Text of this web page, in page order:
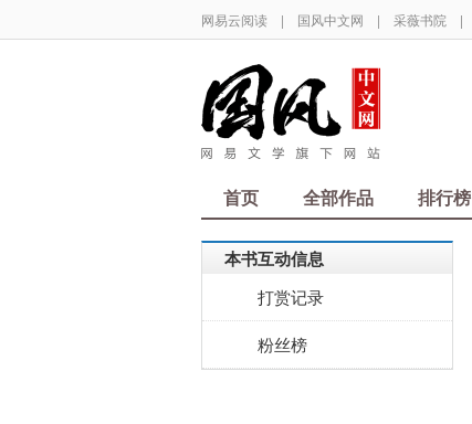
网易云阅读 | 国风中文网 | 采薇书院 |
首页 全部作品 排行榜
本书互动信息
打赏记录
粉丝榜